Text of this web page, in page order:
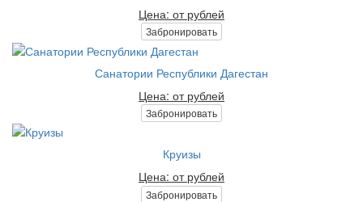
Цена: от рублей
Забронировать
Санатории Республики Дагестан
Цена: от рублей
Забронировать
Круизы
Цена: от рублей
Забронировать